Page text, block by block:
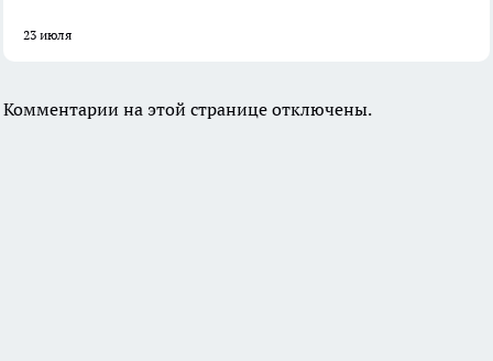
23 июля
Комментарии на этой странице отключены.